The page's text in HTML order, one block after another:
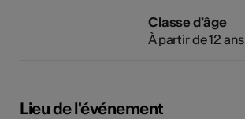
Classe d'âge
À partir de 12 ans
Lieu de l'événement